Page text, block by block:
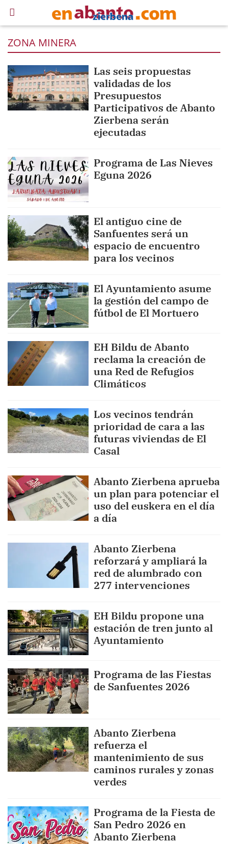
ZONA MINERA
Las seis propuestas
validadas de los
Presupuestos
Participativos de Abanto
Zierbena serán
ejecutadas
Programa de Las Nieves
Eguna 2026
El antiguo cine de
Sanfuentes será un
espacio de encuentro
para los vecinos
El Ayuntamiento asume
la gestión del campo de
fútbol de El Mortuero
EH Bildu de Abanto
reclama la creación de
una Red de Refugios
Climáticos
Los vecinos tendrán
prioridad de cara a las
futuras viviendas de El
Casal
Abanto Zierbena aprueba
un plan para potenciar el
uso del euskera en el día
a día
Abanto Zierbena
reforzará y ampliará la
red de alumbrado con
277 intervenciones
EH Bildu propone una
estación de tren junto al
Ayuntamiento
Programa de las Fiestas
de Sanfuentes 2026
Abanto Zierbena
refuerza el
mantenimiento de sus
caminos rurales y zonas
verdes
Programa de la Fiesta de
San Pedro 2026 en
Abanto Zierbena